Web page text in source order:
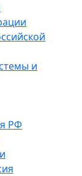
и
РФ